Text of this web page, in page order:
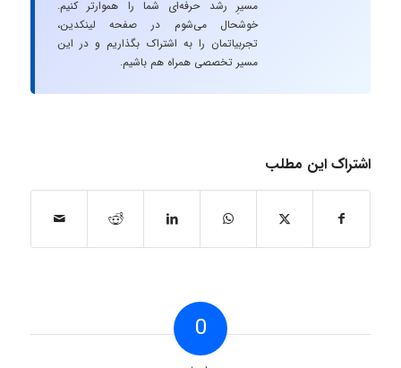
مسیرِ رشد حرفه‌ای شما را هموارتر کنیم.
خوشحال می‌شوم در صفحه لینکدین،
تجربیاتمان را به اشتراک بگذاریم و در این
مسیر تخصصی همراه هم باشیم.
اشتراک این مطلب
0